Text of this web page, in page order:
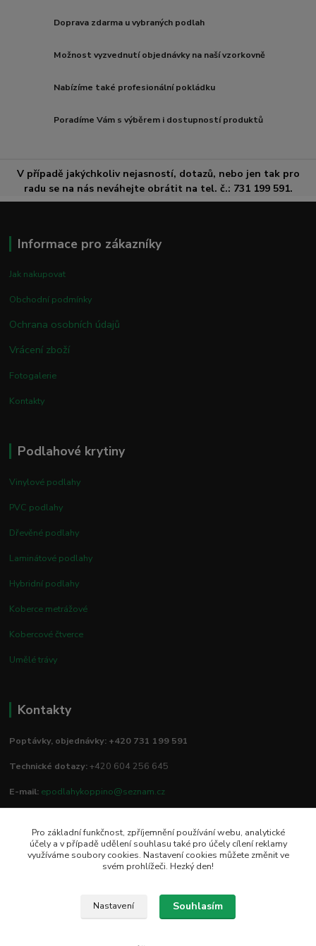
Doprava zdarma u vybraných podlah
Možnost vyzvednutí objednávky na naší vzorkovně
Nabízíme také profesionální pokládku
Poradíme Vám s výběrem i dostupností produktů
V případě jakýchkoliv nejasností, dotazů, nebo jen tak pro
radu se na nás neváhejte obrátit na tel. č.: 731 199 591.
Informace pro zákazníky
Jak nakupovat
Obchodní podmínky
Ochrana osobních údajů
Vrácení zboží
Fotogalerie
Kontakty
Podlahové krytiny
Vinylové podlahy
PVC podlahy
Dřevěné podlahy
Laminátové podlahy
Hybridní podlahy
Koberce metrážové
Kobercové čtverce
Umělé trávy
Kontakty
Poptávky, objednávky: +420 731 199 591
Technické dotazy:+420 604 256 645
E-mail: epodlahykoppino@seznam.cz
Prodejna/vzorkovna:
Studio Podlah
Mírové náměstí 16/15
Pro základní funkčnost, zpříjemnění používání webu, analytické
účely a v případě udělení souhlasu také pro účely cílení reklamy
využíváme soubory cookies. Nastavení cookies můžete změnit ve
svém prohlížeči. Hezký den!
Nastavení Souhlasím